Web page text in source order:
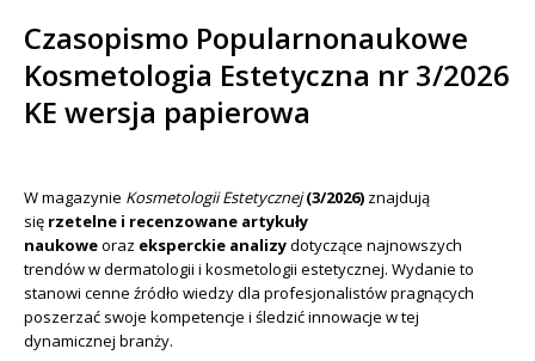
Czasopismo Popularnonaukowe
Kosmetologia Estetyczna nr 3/2026
KE wersja papierowa
W magazynie Kosmetologii Estetycznej (3/2026) znajdują
się rzetelne i recenzowane artykuły
naukoweoraz eksperckie analizydotyczące najnowszych
trendów w dermatologii i kosmetologii estetycznej. Wydanie to
stanowi cenne źródło wiedzy dla profesjonalistów pragnących
poszerzać swoje kompetencje i śledzić innowacje w tej
dynamicznej branży.